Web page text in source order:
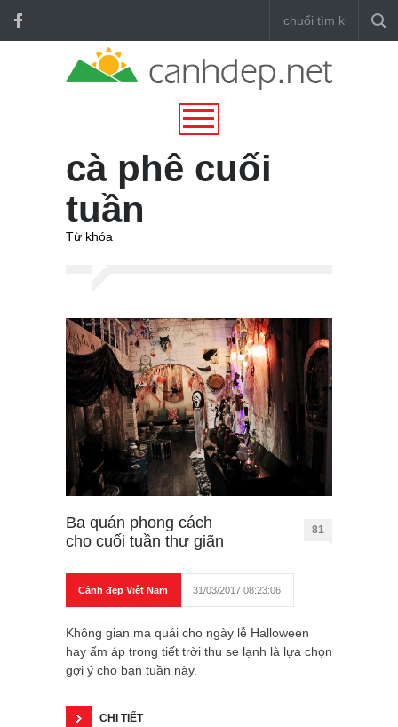
cà phê cuối
tuần
Từ khóa
Ba quán phong cách
cho cuối tuần thư giãn
81
Cảnh đẹp Việt Nam 31/03/2017 08:23:06
Không gian ma quái cho ngày lễ Halloween
hay ấm áp trong tiết trời thu se lạnh là lựa chọn
gợi ý cho bạn tuần này.
CHI TIẾT